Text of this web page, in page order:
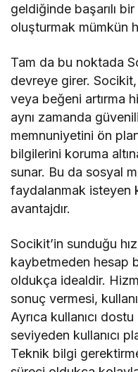
geldiğinde başarılı
oluşturmak mümkün
Tam da bu noktada
devreye girer.
veya beğeni artırma
aynı zamanda
memnuniyetini ön
bilgilerini koruma
sunar. Bu da sosyal
faydalanmak isteyen
avantajdır.
Socikit’in sunduğu
kaybetmeden hesap
oldukça idealdir.
sonuç vermesi,
Ayrıca kullanıcı
seviyeden kullanıcı
Teknik bilgi